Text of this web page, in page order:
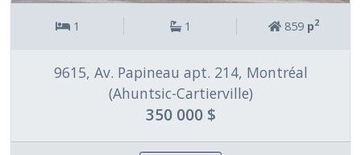
1 1 859p2
9615, Av. Papineau apt. 214, Montréal
(Ahuntsic-Cartierville)
350 000 $